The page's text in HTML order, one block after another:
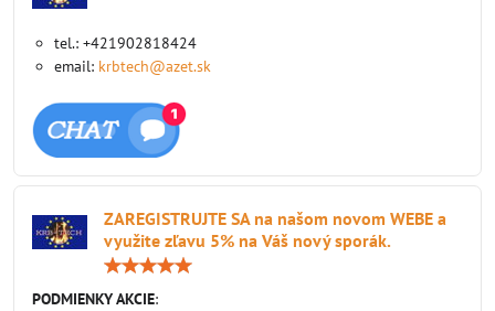
tel.: +421902818424
email: krbtech@azet.sk
ZAREGISTRUJTE SA na našom novom WEBE a
využite zľavu 5% na Váš nový sporák.
PODMIENKY AKCIE: